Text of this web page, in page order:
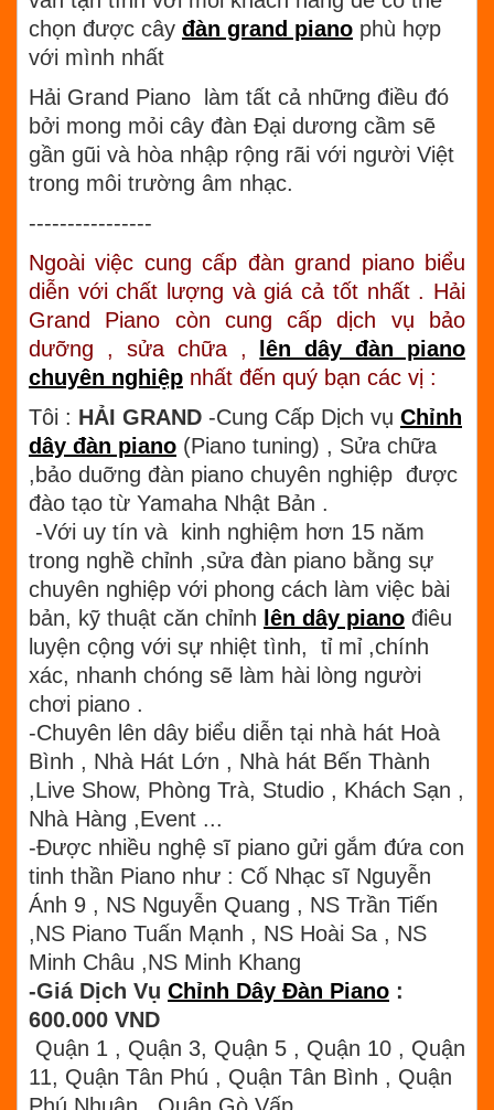
chọn được cây đàn grand piano phù hợp
với mình nhất
Hải Grand Piano làm tất cả những điều đó
bởi mong mỏi cây đàn Đại dương cầm sẽ
gần gũi và hòa nhập rộng rãi với người Việt
trong môi trường âm nhạc.
----------------
Ngoài việc cung cấp đàn grand piano biểu
diễn với chất lượng và giá cả tốt nhất . Hải
Grand Piano còn cung cấp dịch vụ bảo
dưỡng , sửa chữa ,
lên dây đàn piano
chuyên nghiệp nhất đến quý bạn các vị :
Tôi : HẢI GRAND -Cung Cấp Dịch vụ Chỉnh
dây đàn piano (Piano tuning) , Sửa chữa
,bảo duỡng đàn piano chuyên nghiệp được
đào tạo từ Yamaha Nhật Bản .
-Với uy tín và kinh nghiệm hơn 15 năm
trong nghề chỉnh ,sửa đàn piano bằng sự
chuyên nghiệp với phong cách làm việc bài
bản, kỹ thuật căn chỉnh lên dây piano điêu
luyện cộng với sự nhiệt tình, tỉ mỉ ,chính
xác, nhanh chóng sẽ làm hài lòng người
chơi piano .
-Chuyên lên dây biểu diễn tại nhà hát Hoà
Bình , Nhà Hát Lớn , Nhà hát Bến Thành
,Live Show, Phòng Trà, Studio , Khách Sạn ,
Nhà Hàng ,Event ...
-Được nhiều nghệ sĩ piano gửi gắm đứa con
tinh thần Piano như : Cố Nhạc sĩ Nguyễn
Ánh 9 , NS Nguyễn Quang , NS Trần Tiến
,NS Piano Tuấn Mạnh , NS Hoài Sa , NS
Minh Châu ,NS Minh Khang
-Giá Dịch Vụ Chỉnh Dây Đàn Piano :
600.000 VND
Quận 1 , Quận 3, Quận 5 , Quận 10 , Quận
11, Quận Tân Phú , Quận Tân Bình , Quận